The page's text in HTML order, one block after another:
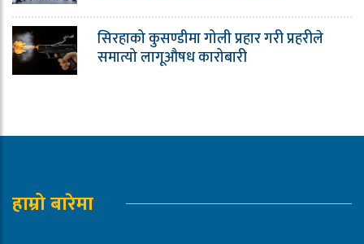
सिरहाको कुसण्डीमा गोली प्रहार गरी प्रहरीले
समात्यो लागूऔषध कारोबारी
हाम्रो बारेमा